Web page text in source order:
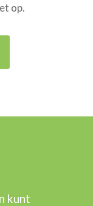
op.
kunt